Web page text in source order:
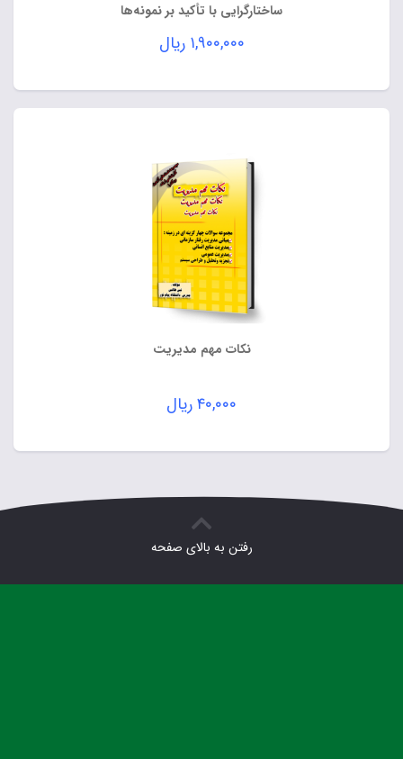
ساختارگرایی با تأکید بر نمونه‌ها
۱,۹۰۰,۰۰۰ ریال
نکات مهم مدیریت
۴۰,۰۰۰ریال
رفتن به بالای صفحه